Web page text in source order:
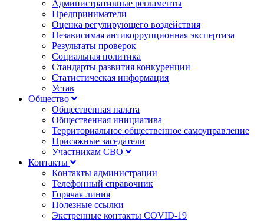
Административные регламенты
Предприниматели
Оценка регулирующего воздействия
Независимая антикоррупционная экспертиза
Результаты проверок
Социальная политика
Стандарты развития конкуренции
Статистическая информация
Устав
Общество
Общественная палата
Общественная инициатива
Территориальное общественное самоуправление
Присяжные заседатели
Участникам СВО
Контакты
Контакты администрации
Телефонный справочник
Горячая линия
Полезные ссылки
Экстренные контакты COVID-19